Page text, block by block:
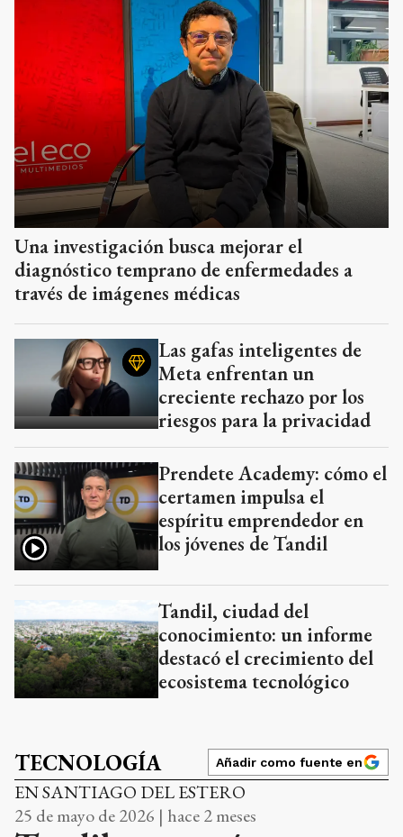
Una investigación busca mejorar el
diagnóstico temprano de enfermedades a
través de imágenes médicas
Las gafas inteligentes de
Meta enfrentan un
creciente rechazo por los
riesgos para la privacidad
Prendete Academy: cómo el
certamen impulsa el
espíritu emprendedor en
los jóvenes de Tandil
Tandil, ciudad del
conocimiento: un informe
destacó el crecimiento del
ecosistema tecnológico
TECNOLOGÍA Añadir como fuente en
EN SANTIAGO DEL ESTERO
25 de mayo de 2026 | hace 2 meses